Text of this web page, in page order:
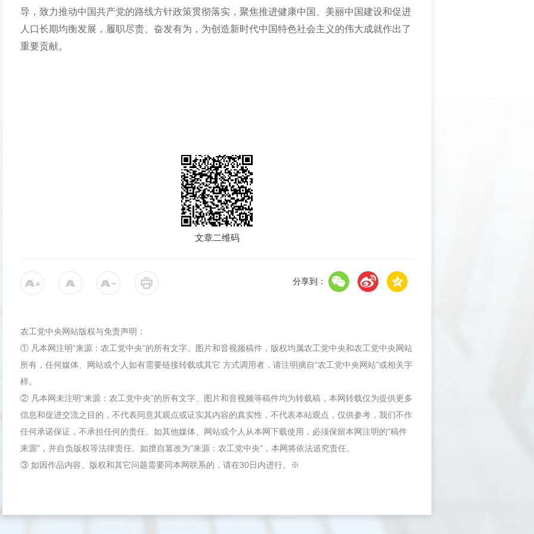
导，致力推动中国共产党的路线方针政策贯彻落实，聚焦推进健康中国、美丽中国建设和促进
人口长期均衡发展，履职尽责、奋发有为，为创造新时代中国特色社会主义的伟大成就作出了
重要贡献。
文章二维码
分享到：
农工党中央网站版权与免责声明：
① 凡本网注明“来源：农工党中央”的所有文字、图片和音视频稿件，版权均属农工党中央和农工党中央网站
所有，任何媒体、网站或个人如有需要链接转载或其它 方式调用者，请注明摘自“农工党中央网站”或相关字
样。
② 凡本网未注明“来源：农工党中央”的所有文字、图片和音视频等稿件均为转载稿，本网转载仅为提供更多
信息和促进交流之目的，不代表同意其观点或证实其内容的真实性，不代表本站观点，仅供参考，我们不作
任何承诺保证，不承担任何的责任。如其他媒体、网站或个人从本网下载使用，必须保留本网注明的"稿件
来源"，并自负版权等法律责任。如擅自篡改为"来源：农工党中央"，本网将依法追究责任。
③ 如因作品内容、版权和其它问题需要同本网联系的，请在30日内进行。※